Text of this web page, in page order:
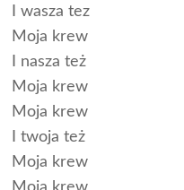
I wasza tez
Moja krew
I nasza też
Moja krew
Moja krew
I twoja też
Moja krew